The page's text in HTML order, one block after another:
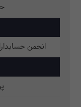
انجمن